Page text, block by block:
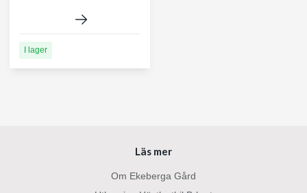
I lager
Läs mer
Om Ekeberga Gård